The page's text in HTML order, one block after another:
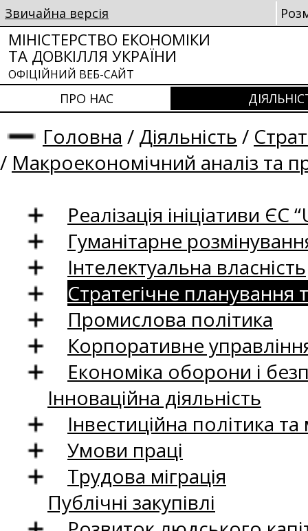
Звичайна версія
МІНІСТЕРСТВО ЕКОНОМІКИ
ТА ДОВКІЛЛЯ УКРАЇНИ
ОФІЦІЙНИЙ ВЕБ-САЙТ
ПРО НАС
Головна / Діяльність /
/ Макроекономічний аналіз та
Реалізація ініціативи ЄС
Гуманітарне
Інтелектуальна власність
Стратегічне
Промислова політика
Корпоративне
Економіка оборони і
Інноваційна діяльність
Інвестиційна політика
Умови праці
Трудова міграція
Публічні закупівлі